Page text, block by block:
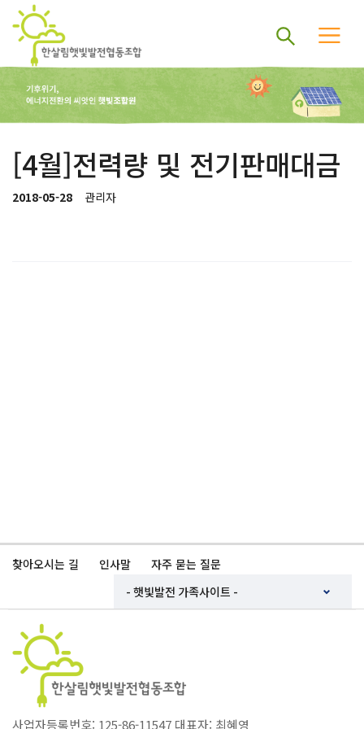
[4월]전력량 및 전기판매대금
2018-05-28 관리자
찾아오시는 길 인사말 자주 묻는 질문
사업자등록번호: 125-86-11547 대표자: 최혜영